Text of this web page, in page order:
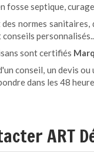
fosse septique,
des normes
sont certifiés
conseil, un devis
dans les 48
ART